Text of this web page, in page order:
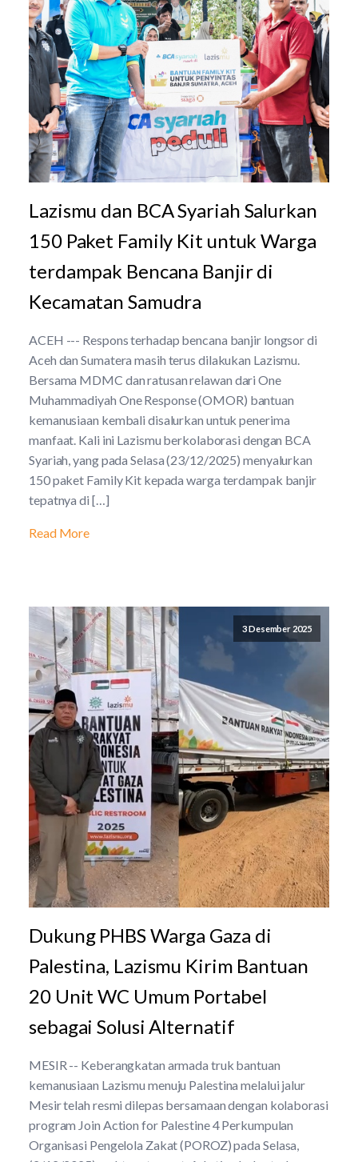
Lazismu dan BCA Syariah Salurkan
150 Paket Family Kit untuk Warga
terdampak Bencana Banjir di
Kecamatan Samudra
ACEH --- Respons terhadap bencana banjir longsor di
Aceh dan Sumatera masih terus dilakukan Lazismu.
Bersama MDMC dan ratusan relawan dari One
Muhammadiyah One Response (OMOR) bantuan
kemanusiaan kembali disalurkan untuk penerima
manfaat. Kali ini Lazismu berkolaborasi dengan BCA
Syariah, yang pada Selasa (23/12/2025) menyalurkan
150 paket Family Kit kepada warga terdampak banjir
tepatnya di […]
Read More
3 Desember 2025
Dukung PHBS Warga Gaza di
Palestina, Lazismu Kirim Bantuan
20 Unit WC Umum Portabel
sebagai Solusi Alternatif
MESIR -- Keberangkatan armada truk bantuan
kemanusiaan Lazismu menuju Palestina melalui jalur
Mesir telah resmi dilepas bersamaan dengan kolaborasi
program Join Action for Palestine 4 Perkumpulan
Organisasi Pengelola Zakat (POROZ) pada Selasa,